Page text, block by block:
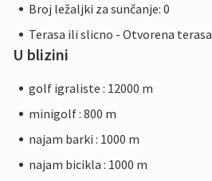
Broj ležaljki za sunčanje: 0
Terasa ili slicno - Otvorena terasa
U blizini
golf igraliste : 12000 m
minigolf : 800 m
najam barki : 1000 m
najam bicikla : 1000 m